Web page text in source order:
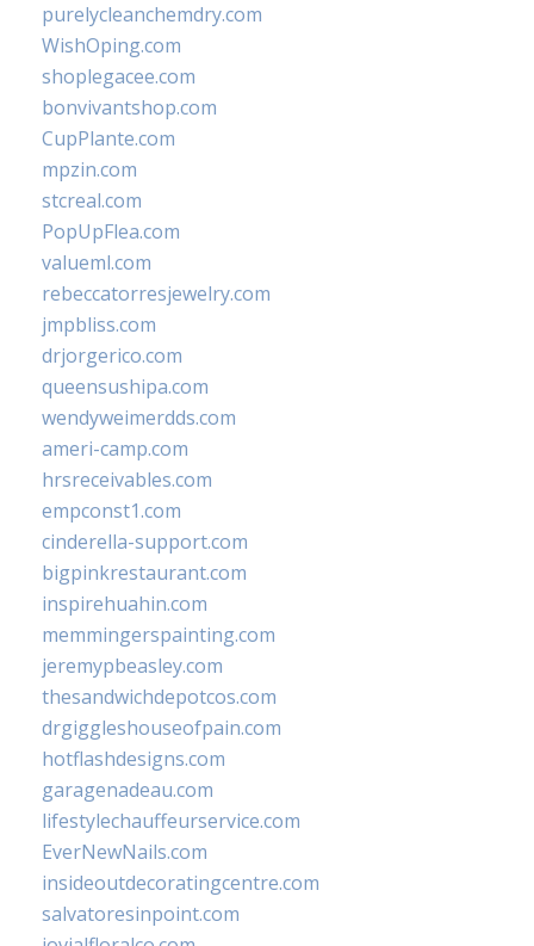
purelycleanchemdry.com
WishOping.com
shoplegacee.com
bonvivantshop.com
CupPlante.com
mpzin.com
stcreal.com
PopUpFlea.com
valueml.com
rebeccatorresjewelry.com
jmpbliss.com
drjorgerico.com
queensushipa.com
wendyweimerdds.com
ameri-camp.com
hrsreceivables.com
empconst1.com
cinderella-support.com
bigpinkrestaurant.com
inspirehuahin.com
memmingerspainting.com
jeremypbeasley.com
thesandwichdepotcos.com
drgiggleshouseofpain.com
hotflashdesigns.com
garagenadeau.com
lifestylechauffeurservice.com
EverNewNails.com
insideoutdecoratingcentre.com
salvatoresinpoint.com